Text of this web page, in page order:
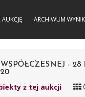
ARCHIWUM
-
z tej aukcji